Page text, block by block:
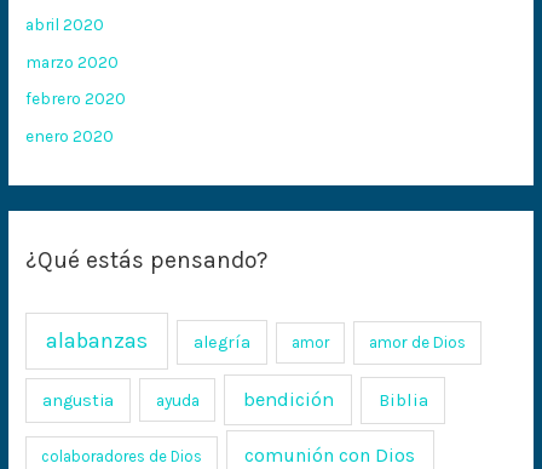
abril 2020
marzo 2020
febrero 2020
enero 2020
¿Qué estás pensando?
alabanzas alegría amor amor de Dios
angustia ayuda bendición Biblia
colaboradores de Dios comunión con Dios